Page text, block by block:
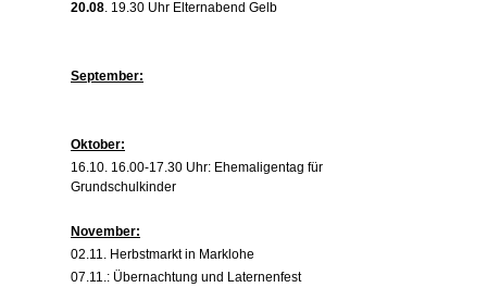
20.08 . 19.30 Uhr Elternabend Gelb
September:
Oktober:
16.10. 16.00-17.30 Uhr: Ehemaligentag für
Grundschulkinder
November:
02.11. Herbstmarkt in Marklohe
07.11.: Übernachtung und Laternenfest